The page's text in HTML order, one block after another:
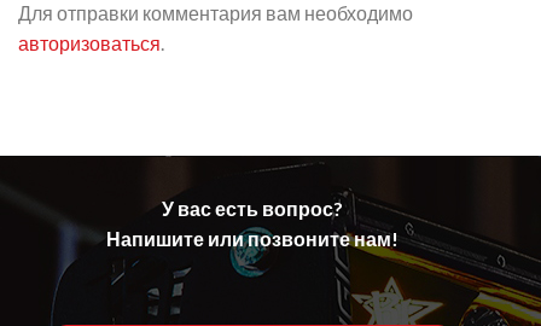
Для отправки комментария вам необходимо
авторизоваться.
У вас есть вопрос?
Напишите или позвоните нам!